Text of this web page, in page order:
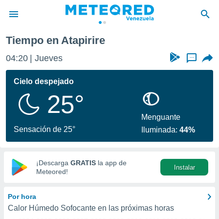
de
ha
calidad.
a este
las
y
digital
basada
Tiempo en Atapirire
04:20 Jueves ...
Cielo despejado
25°
Sensación de 25°
Menguante
Iluminada:44%
¡Descarga GRATIS la app de
Meteored!
Instalar
Por hora
Calor Húmedo Sofocante en las próximas horas